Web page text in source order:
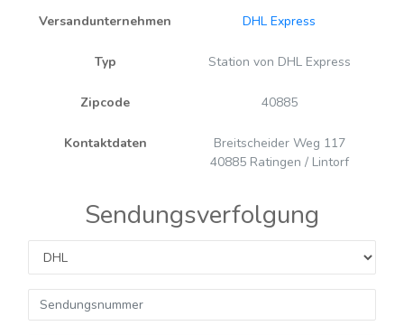
Versandunternehmen DHL Express
Typ Station von DHL Express
Zipcode 40885
Kontaktdaten
Breitscheider Weg 117
40885 Ratingen / Lintorf
Sendungsverfolgung